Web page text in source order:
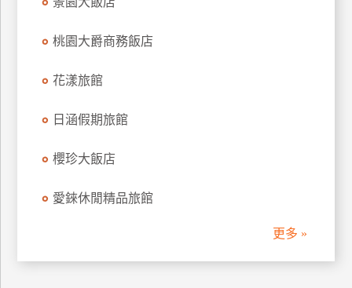
桃園大爵商務飯店
花漾旅館
日涵假期旅館
櫻珍大飯店
愛錸休閒精品旅館
更多 »